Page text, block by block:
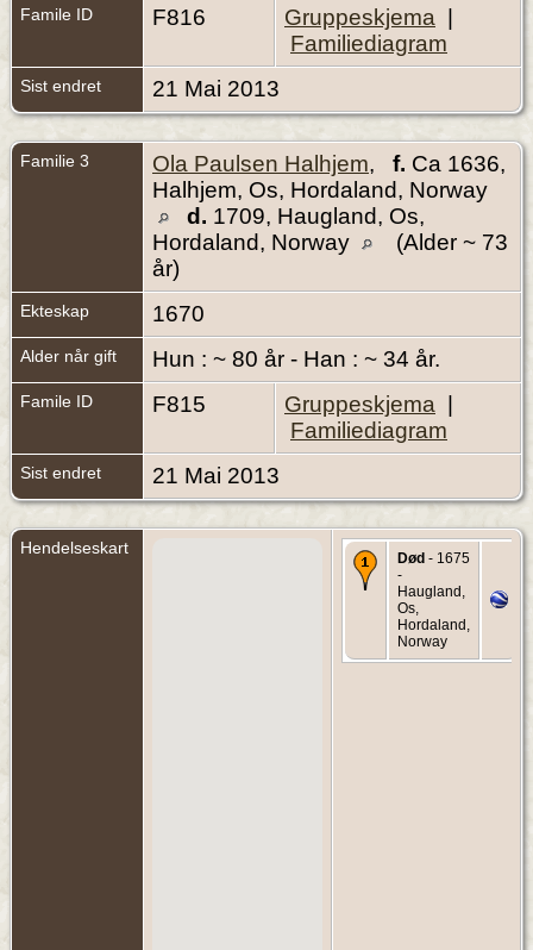
Famile ID F816 Gruppeskjema
Familiediagram
Sist endret 21 Mai 2013
Familie 3 Ola Paulsen Halhjem, f. Ca 1636,
Halhjem, Os, Hordaland, Norway
d. 1709, Haugland, Os,
Hordaland, Norway
(Alder ~ 73
år)
Ekteskap 1670
Alder når gift Hun : ~ 80 år - Han : ~ 34 år.
Famile ID F815 Gruppeskjema
Familiediagram
Sist endret 21 Mai 2013
Hendelseskart
Død - 1675
-
Haugland,
Os,
Hordaland,
Norway